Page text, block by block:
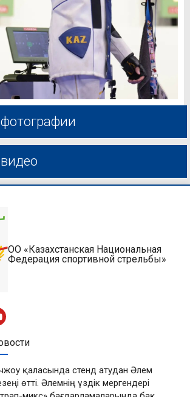
ОО «Казахстанская Национальная
Федерация спортивной стрельбы»
қаласында стенд атудан Әлем
өтті. Әлемнің үздік мергендері